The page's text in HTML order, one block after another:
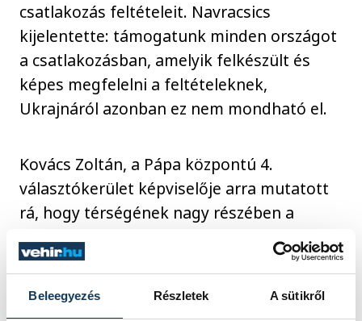
Beleegyezés Részletek A sütikről
csatlakozás feltételeit. Navracsics
kijelentette: támogatunk minden országot
a csatlakozásban, amelyik felkészült és
képes megfelelni a feltételeknek,
Ukrajnáról azonban ez nem mondható el.
Kovács Zoltán, a Pápa központú 4.
választókerület képviselője arra mutatott
rá, hogy térségének nagy részében a
mezőgazdaság meghatározó ágazat,
Ukrajna csatlakozása pedig számos
ponton ártana a magyar gazdáknak.
Nemcsak azért, mert uniós forrásokat